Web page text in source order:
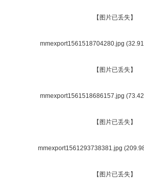
【图片已丢失】
mmexport1561518704280.jpg
【图片已丢失】
mmexport1561518686157.jpg
【图片已丢失】
mmexport1561293738381.jpg
【图片已丢失】